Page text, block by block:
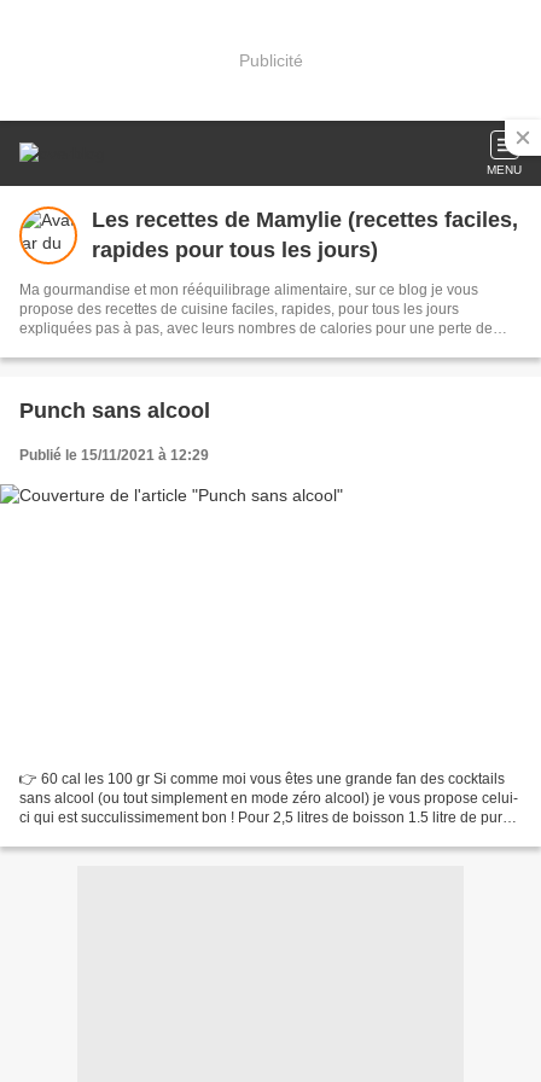
Publicité
MENU
Les recettes de Mamylie (recettes faciles,
rapides pour tous les jours)
Ma gourmandise et mon rééquilibrage alimentaire, sur ce blog je vous
propose des recettes de cuisine faciles, rapides, pour tous les jours
expliquées pas à pas, avec leurs nombres de calories pour une perte de
Punch sans alcool
Publié le 15/11/2021 à 12:29
👉 60 cal les 100 gr Si comme moi vous êtes une grande fan des cocktails
sans alcool (ou tout simplement en mode zéro alcool) je vous propose celui-
ci qui est succulissimement bon ! Pour 2,5 litres de boisson 1.5 litre de pure